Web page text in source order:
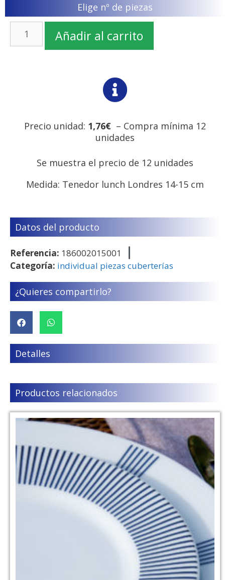
Elige nº de piezas
Añadir al carrito
Precio unidad: 1,76€ – Compra mínima 12
unidades
Se muestra el precio de 12 unidades
Medida: Tenedor lunch Londres 14-15 cm
Datos del producto
Referencia: 186002015001
Categoría: individual piezas cuberterías
¿Quieres compartirlo?
Detalles
Productos relacionados